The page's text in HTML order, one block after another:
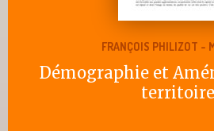
FRANÇOIS PHILIZOT -
Démographie et
territoire